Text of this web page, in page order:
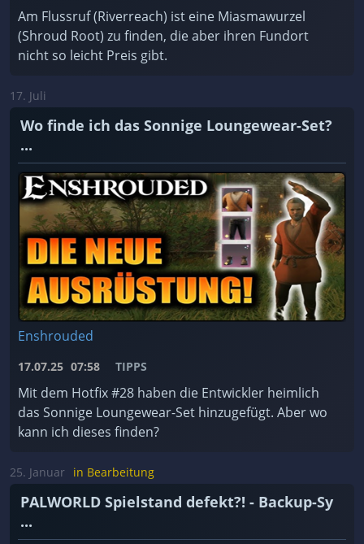
Am Flussruf (Riverreach) ist eine Miasmawurzel
(Shroud Root) zu finden, die aber ihren Fundort
nicht so leicht Preis gibt.
17. Juli
Wo finde ich das Sonnige Loungewear-Set?
...
Enshrouded
17.07.25 07:58 TIPPS
Mit dem Hotfix #28 haben die Entwickler heimlich
das Sonnige Loungewear-Set hinzugefügt. Aber wo
kann ich dieses finden?
25. Januar in Bearbeitung
PALWORLD Spielstand defekt?! - Backup-Sy
...